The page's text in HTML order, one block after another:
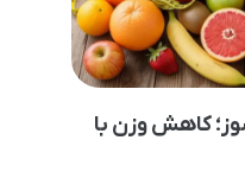
کاهش وزن با